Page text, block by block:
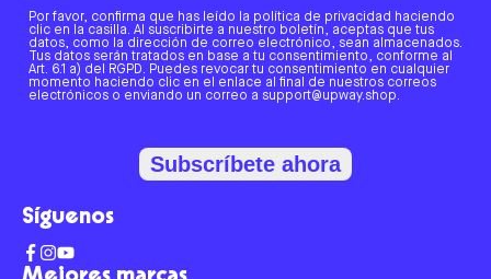
Por favor, confirma que has leído la política de privacidad haciendo
clic en la casilla. Al suscribirte a nuestro boletín, aceptas que tus
datos, como la dirección de correo electrónico, sean almacenados.
Tus datos serán tratados en base a tu consentimiento, conforme al
Art. 6.1 a) del RGPD. Puedes revocar tu consentimiento en cualquier
momento haciendo clic en el enlace al final de nuestros correos
electrónicos o enviando un correo a support@upway.shop.
Subscríbete ahora
Síguenos